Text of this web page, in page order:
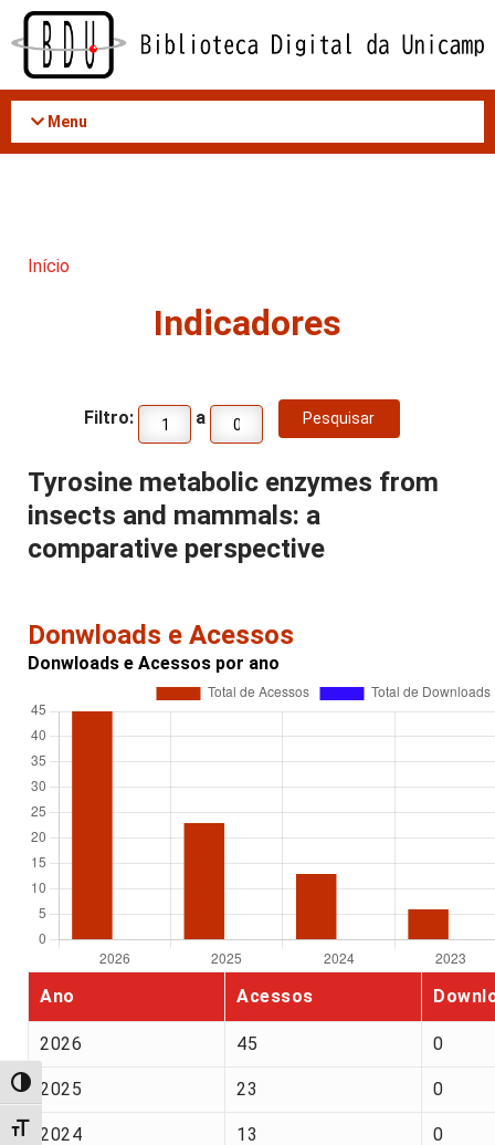
Acessar
conteúdo
Alternar alto contraste
Alternar tamanho da fonte
Menu
Início
Indicadores
Filtro: a
Tyrosine metabolic enzymes from
insects and mammals: a
comparative perspective
Donwloads e Acessos
Donwloads e Acessos por ano
Ano Acessos
2026 45 0
2025 23 0
2024 13 0